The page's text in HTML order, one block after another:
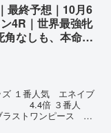
最終予想｜10月6
4R｜世界最強牝
角なしも、本命は
手、C・ルメール
オールジャパン
ズ １番人気 エネイブ
倍 ３番人
トワンピース